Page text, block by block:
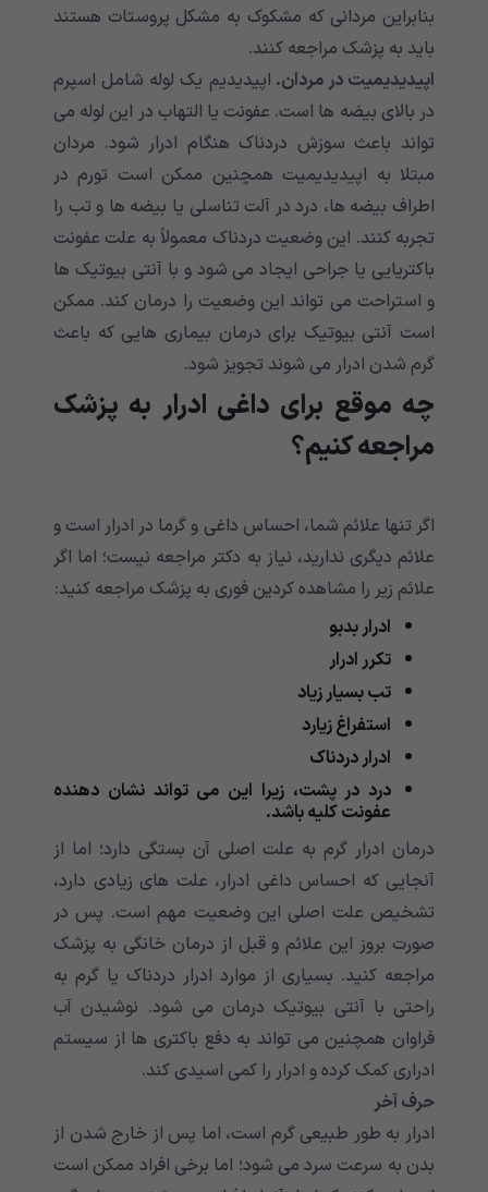
بنابراین مردانی که مشکوک به مشکل پروستات هستند
باید به پزشک مراجعه کنند.
اپیدیدیمیت در مردان. اپیدیدیم یک لوله شامل اسپرم
در بالای بیضه ها است. عفونت یا التهاب در این لوله می
تواند باعث سوزش دردناک هنگام ادرار شود. مردان
مبتلا به اپیدیدیمیت همچنین ممکن است تورم در
اطراف بیضه ها، درد در آلت تناسلی یا بیضه ها و تب را
تجربه کنند. این وضعیت دردناک معمولاً به علت عفونت
باکتریایی یا جراحی ایجاد می شود و با آنتی بیوتیک ها
و استراحت می تواند این وضعیت را درمان کند. ممکن
است آنتی بیوتیک برای درمان بیماری هایی که باعث
گرم شدن ادرار می شوند تجویز شود.
چه موقع برای داغی ادرار به پزشک
مراجعه کنیم؟
اگر تنها علائم شما، احساس داغی و گرما در ادرار است و
علائم دیگری ندارید، نیاز به دکتر مراجعه نیست؛ اما اگر
علائم زیر را مشاهده کردین فوری به پزشک مراجعه کنید:
ادرار بدبو
تکرر ادرار
تب بسیار زیاد
استفراغ زیارد
ادرار دردناک
درد در پشت، زیرا این می تواند نشان دهنده
عفونت کلیه باشد.
درمان ادرار گرم به علت اصلی آن بستگی دارد؛ اما از
آنجایی که احساس داغی ادرار، علت های زیادی دارد،
تشخیص علت اصلی این وضعیت مهم است. پس در
صورت بروز این علائم و قبل از درمان خانگی به پزشک
مراجعه کنید. بسیاری از موارد ادرار دردناک یا گرم به
راحتی با آنتی بیوتیک درمان می شود. نوشیدن آب
فراوان همچنین می تواند به دفع باکتری ها از سیستم
ادراری کمک کرده و ادرار را کمی اسیدی کند.
حرف آخر
ادرار به طور طبیعی گرم است، اما پس از خارج شدن از
بدن به سرعت سرد می شود؛ اما برخی افراد ممکن است